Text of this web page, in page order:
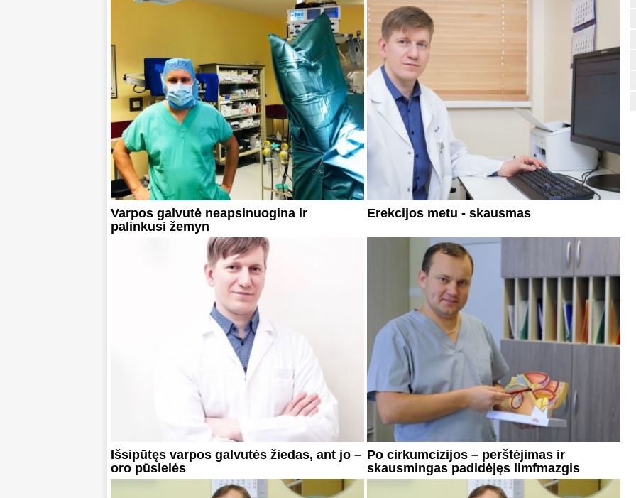
Varpos galvutė neapsinuogina ir
palinkusi žemyn
Erekcijos metu - skausmas
Išsipūtęs varpos galvutės žiedas, ant jo –
oro pūslelės
Po cirkumcizijos – perštėjimas ir
skausmingas padidėjęs limfmazgis